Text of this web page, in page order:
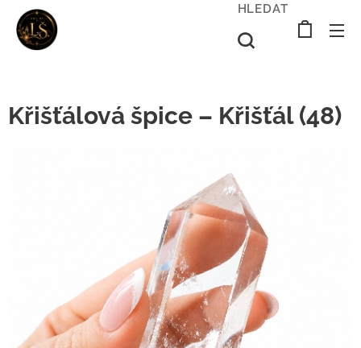
HLEDAT
Křišťálová špice – Křišťál (48)